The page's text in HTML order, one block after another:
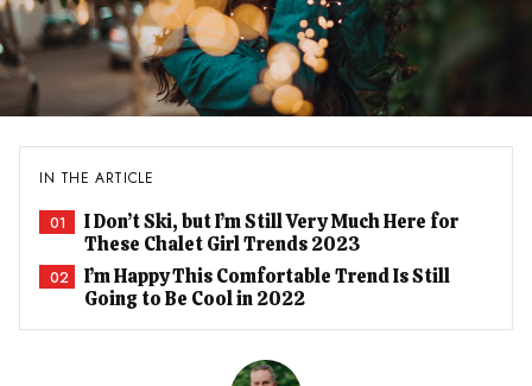
IN THE ARTICLE
01
I Don’t Ski, but I’m Still Very Much Here for
These Chalet Girl Trends 2023
02
I’m Happy This Comfortable Trend Is Still
Going to Be Cool in 2022